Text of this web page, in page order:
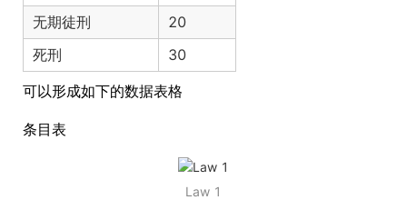
无期徒刑
20
死刑
30
可以形成如下的数据表格
条目表
Law 1